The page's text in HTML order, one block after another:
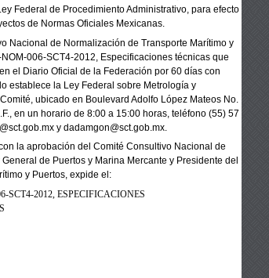
Federal de ProcedimientoAdministrativo, para efecto
de Normas Oficiales Mexicanas.
Nacional de Normalización de Transporte Marítimo y
006-SCT4-2012, Especificaciones técnicas que
el Diario Oficial de la Federación por 60 días con
establece la Ley Federal sobre Metrología y
Comité, ubicado en Boulevard Adolfo López Mateos No.
en un horario de 8:00 a 15:00 horas, teléfono (55) 57
y dadamgon@sct.gob.mx.
la aprobación del Comité Consultivo Nacional de
de Puertos y Marina Mercante y Presidente del
y Puertos, expide el:
SCT4-2012, ESPECIFICACIONES